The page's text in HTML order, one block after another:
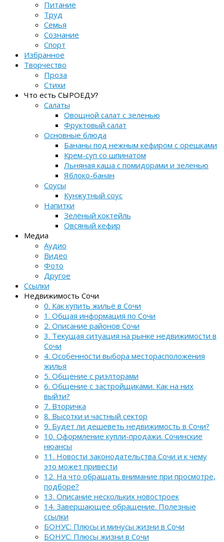
Питание
Труд
Семья
Сознание
Спорт
Избранное
Творчество
Проза
Стихи
Что есть СЫРОЕДУ?
Салаты
Овощной салат с зеленью
Фруктовый салат
Основные блюда
Бананы под нежным кефиром с орешками
Крем-суп со шпинатом
Льняная каша с помидорами и зеленью
Яблоко-банан
Соусы
Кунжутный соус
Напитки
Зелёный коктейль
Овсяный кефир
Медиа
Аудио
Видео
Фото
Другое
Ссылки
Недвижимость Сочи
0. Как купить жильё в Сочи
1. Общая информация по Сочи
2. Описание районов Сочи
3. Текущая ситуация на рынке недвижимости в
Сочи
4. Особенности выбора месторасположения
жилья
5. Общение с риэлторами
6. Общение с застройщиками. Как на них
выйти?
7. Вторичка
8. Высотки и частный сектор
9. Будет ли дешеветь недвижимость в Сочи?
10. Оформление купли-продажи. Сочинские
нюансы
11. Новости законодательства Сочи и к чему
это может привести
12. На что обращать внимание при просмотре,
подборе?
13. Описание нескольких новостроек
14. Завершающее обращение. Полезные
ссылки
БОНУС: Плюсы и минусы жизни в Сочи
БОНУС: Плюсы жизни в Сочи